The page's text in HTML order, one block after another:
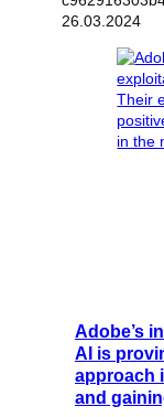
26.03.2024
Adobe’s
AI is
approach
and